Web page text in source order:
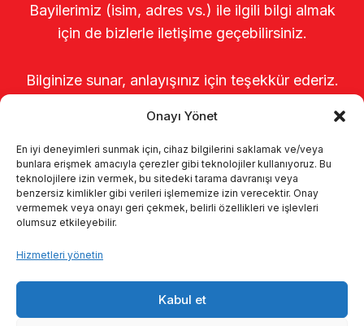
Onayı Yönet
En iyi deneyimleri sunmak için, cihaz bilgilerini saklamak ve/veya
bunlara erişmek amacıyla çerezler gibi teknolojiler kullanıyoruz. Bu
teknolojilere izin vermek, bu sitedeki tarama davranışı veya
benzersiz kimlikler gibi verileri işlememize izin verecektir. Onay
vermemek veya onayı geri çekmek, belirli özellikleri ve işlevleri
olumsuz etkileyebilir.
Hizmetleri yönetin
Kabul et
Bayilerimiz (isim, adres vs.) ile ilgili bilgi almak
için de bizlerle iletişime geçebilirsiniz.
Bilginize sunar, anlayışınız için teşekkür ederiz.
Kalite politikamız